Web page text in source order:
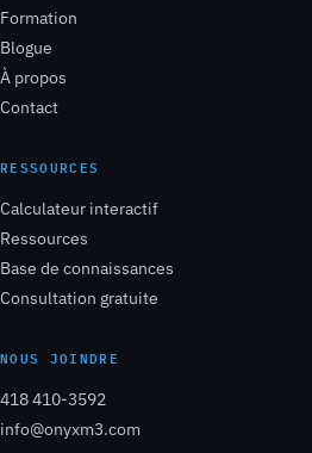
Formation
Blogue
À propos
Contact
RESSOURCES
Calculateur interactif
Ressources
Base de connaissances
Consultation gratuite
NOUS JOINDRE
418 410-3592
info@onyxm3.com